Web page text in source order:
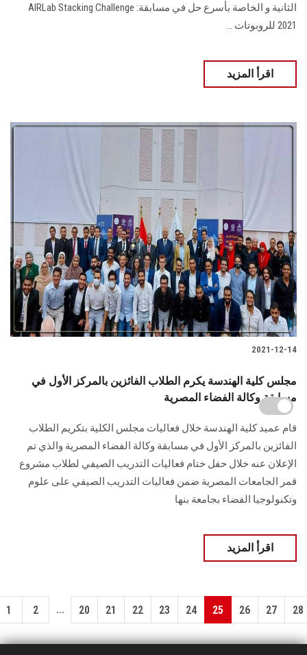
الثانية و الخاصة بأسرع حل في مسابقة: AIRLab Stacking Challenge
2021 للروبوتات ...
اقرأ المزيد
2021-12-14
مجلس كلية الهندسة يكرم الطلاب الفائزين بالمركز الأول في
مسابقة وكالة الفضاء المصرية
قام عميد كلية الهندسة خلال فعاليات مجلس الكلية بتكريم الطلاب
الفائزين بالمركز الأول في مسابقة وكالة الفضاء المصرية والذي تم
الإعلان عنه خلال حفل ختام فعاليات التدريب الصيفي لطلاب مشروع
قمر الجامعات المصرية ضمن فعاليات التدريب الصيفي على علوم
وتكنولوجيا الفضاء بجامعة بنها
اقرأ المزيد
1 2 ... 20 21 22 23 24 25 26 27 28